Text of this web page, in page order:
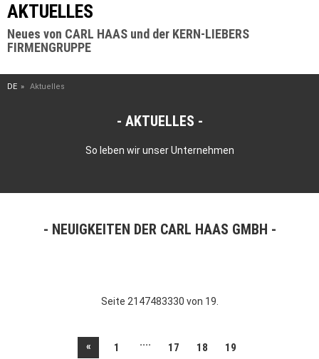
AKTUELLES
Neues von CARL HAAS und der KERN-LIEBERS
FIRMENGRUPPE
DE Aktuelles
AKTUELLES
So leben wir unser Unternehmen
NEUIGKEITEN DER CARL HAAS GMBH
Seite 2147483330 von 19.
« 1 .... 17 18 19